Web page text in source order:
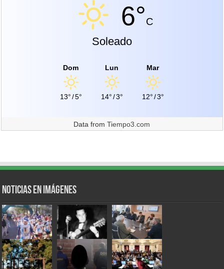
6°C
Soleado
Dom
13°/5°
Lun
14°/3°
Mar
12°/3°
Data fromTiempo3.com
Noticias en Imágenes